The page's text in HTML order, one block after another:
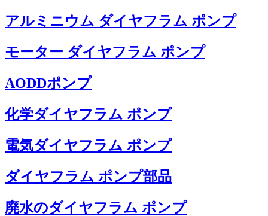
アルミニウム ダイヤフラム ポンプ
モーター ダイヤフラム ポンプ
AODDポンプ
化学ダイヤフラム ポンプ
電気ダイヤフラム ポンプ
ダイヤフラム ポンプ部品
廃水のダイヤフラム ポンプ